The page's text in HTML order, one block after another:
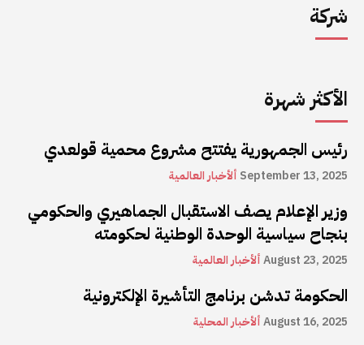
شركة
الأكثر شهرة
رئيس الجمهورية يفتتح مشروع محمية قولعدي
ألأخبار العالمية September 13, 2025
وزير الإعلام يصف الاستقبال الجماهيري والحكومي
بنجاح سياسية الوحدة الوطنية لحكومته
ألأخبار العالميةAugust 23, 2025
الحكومة تدشن برنامج التأشيرة الإلكترونية
ألأخبار المحليةAugust 16, 2025